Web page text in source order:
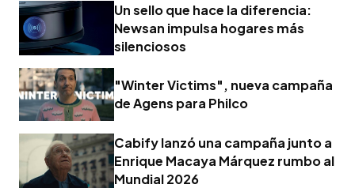
Un sello que hace la diferencia:
Newsan impulsa hogares más
silenciosos
"Winter Victims", nueva campaña
de Agens para Philco
Cabify lanzó una campaña junto a
Enrique Macaya Márquez rumbo al
Mundial 2026